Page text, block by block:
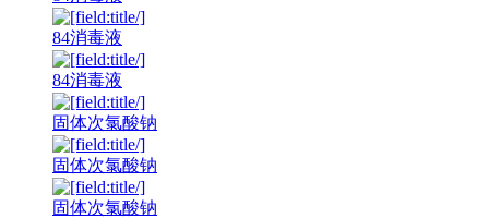
84消毒液
84消毒液
固体次氯酸钠
固体次氯酸钠
固体次氯酸钠